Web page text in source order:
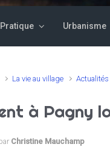
Pratique Urbanisme
La vie au village Actualités
à Pagny
Christine Mauchamp